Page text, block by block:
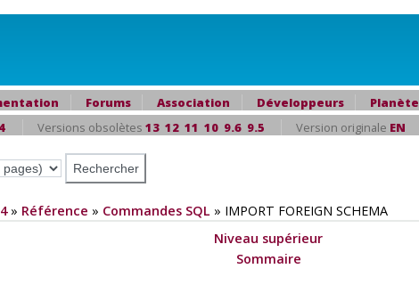
Forums Association Développeurs Planète
Versions obsolètes 13 12 11 10 9.6 9.5 Version originale EN
» Référence » Commandes SQL » IMPORT FOREIGN SCHEMA
Niveau supérieur
Sommaire